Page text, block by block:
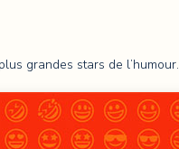
grandes stars de l’humour.